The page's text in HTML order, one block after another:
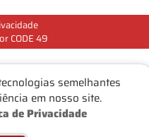
semelhantes
em nosso site.
de Privacidade
CODE 49